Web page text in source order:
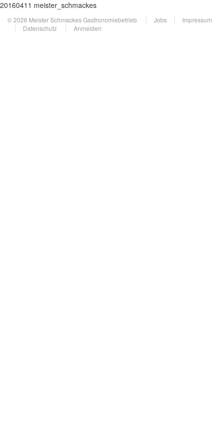
20160411 meister_schmackes
© 2026 Meister Schmackes Gastronomiebetrieb Jobs
Impressum
Datenschutz
Anmelden